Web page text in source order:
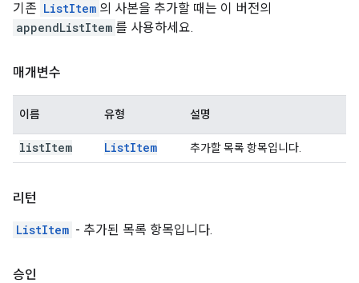
기존 ListItem 의 사본을 추가할 때는 이 버전의
appendListItem 를 사용하세요.
매개변수
이름 유형 설명
listItem ListItem 추가할 목록 항목입니다.
리턴
ListItem - 추가된 목록 항목입니다.
승인